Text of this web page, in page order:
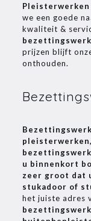
Pleisterwerken
we een goede
kwaliteit &
prijzen blijft
onthouden.
u binnenkort
zeer groot dat
stukadoor of
het juiste adres